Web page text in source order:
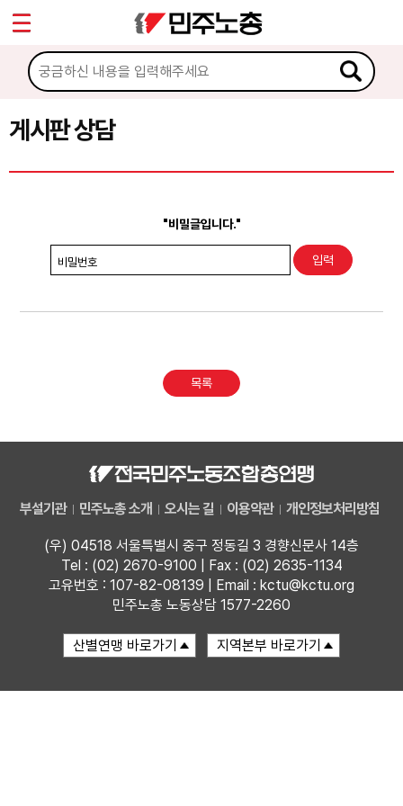
게시판 상담
"비밀글입니다."
비밀번호
목록
부설기관 민주노총 소개 오시는 길 이용약관 개인정보처리방침
(우) 04518 서울특별시 중구 정동길 3 경향신문사 14층
Tel : (02) 2670-9100 | Fax : (02) 2635-1134
고유번호 : 107-82-08139 | Email : kctu@kctu.org
민주노총 노동상담 1577-2260
마이페이지
소개
소식
노동상담
권리찾기수첩 검색
찾아보기
Sketchbook5, 스케치북5
Sketchbook5, 스케치북5